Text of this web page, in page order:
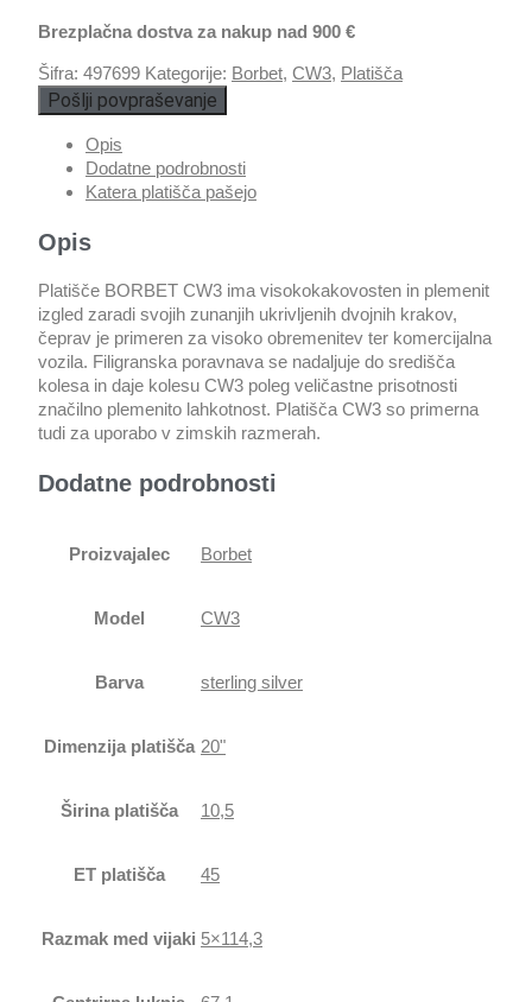
Brezplačna dostva za nakup nad 900 €
Šifra: 497699 Kategorije: Borbet, CW3, Platišča
Pošlji povpraševanje
Opis
Dodatne podrobnosti
Katera platišča pašejo
Opis
Platišče BORBET CW3 ima visokokakovosten in plemenit
izgled zaradi svojih zunanjih ukrivljenih dvojnih krakov,
čeprav je primeren za visoko obremenitev ter komercijalna
vozila. Filigranska poravnava se nadaljuje do središča
kolesa in daje kolesu CW3 poleg veličastne prisotnosti
značilno plemenito lahkotnost. Platišča CW3 so primerna
tudi za uporabo v zimskih razmerah.
Dodatne podrobnosti
Proizvajalec Borbet
Model CW3
Barva sterling silver
Dimenzija platišča 20"
Širina platišča 10,5
ET platišča 45
Razmak med vijaki 5×114,3